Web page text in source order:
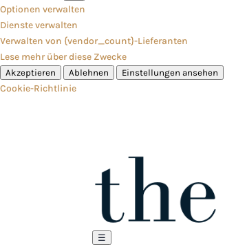
Optionen verwalten
Dienste verwalten
Verwalten von {vendor_count}-Lieferanten
Lese mehr über diese Zwecke
Akzeptieren Ablehnen Einstellungen ansehen
Cookie-Richtlinie
☰